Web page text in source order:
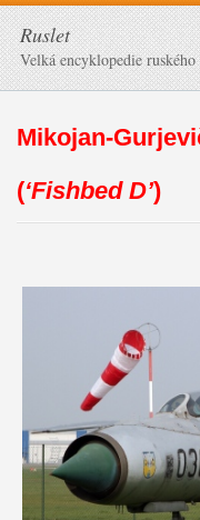
Ruslet
Velká encyklopedie
Mikojan-
(‘Fishbed D’)